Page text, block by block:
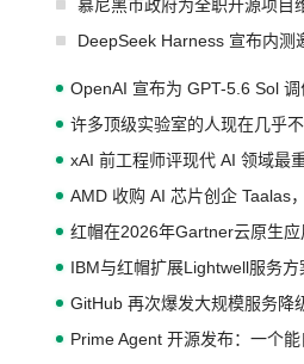
慕尼黑市政府为全职开源项目
DeepSeek Harness 宣布内测
OpenAI 宣布为 GPT-5.6 Sol
许多顶级实验室的人现在几乎
xAI 前工程师评现代 AI 领域最
AMD 收购 AI 芯片创企 Taalas
红帽在2026年Gartner云原生
IBM与红帽扩展Lightwell服务
GitHub 再次爆发大规模服务降
Prime Agent 开源发布：一个